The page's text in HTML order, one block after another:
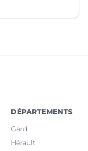
DÉPARTEMENTS
Gard
Hérault